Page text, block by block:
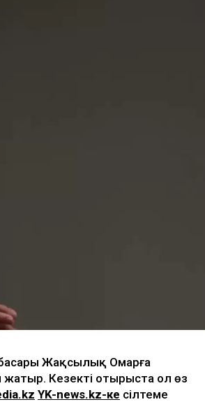
Жақсылық Омарға
Кезекті отырыста ол өз
YK-news.kz-ке сілтеме